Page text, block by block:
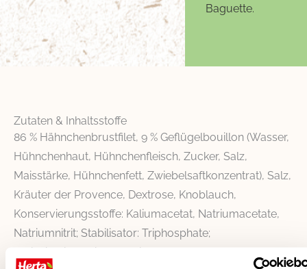
Baguette.
Zutaten & Inhaltsstoffe
86 % Hähnchenbrustfilet, 9 % Geflügelbouillon (Wasser,
Hühnchenhaut, Hühnchenfleisch, Zucker, Salz,
Maisstärke, Hühnchenfett, Zwiebelsaftkonzentrat), Salz,
Kräuter der Provence, Dextrose, Knoblauch,
Konservierungsstoffe: Kaliumacetat, Natriumacetate,
Natriumnitrit; Stabilisator: Triphosphate;